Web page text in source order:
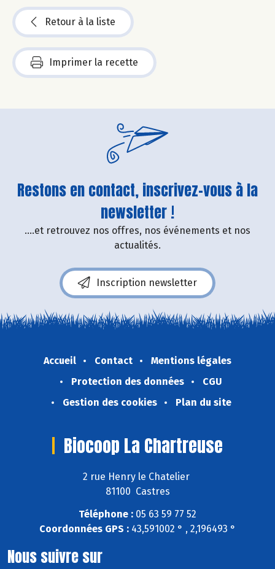
Retour à la liste
Imprimer la recette
Restons en contact, inscrivez-vous à la
newsletter !
....et retrouvez nos offres, nos événements et nos
actualités.
Inscription newsletter
Accueil Contact
Mentions légales
Protection des données
CGU
Gestion des cookies
Plan du site
Biocoop La Chartreuse
2 rue Henry le Chatelier
81100 Castres
Téléphone : 05 63 59 77 52
Coordonnées GPS : 43,591002 ° , 2,196493 °
Nous suivre sur